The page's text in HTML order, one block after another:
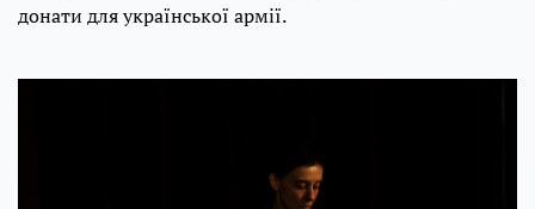
донати для української армії.